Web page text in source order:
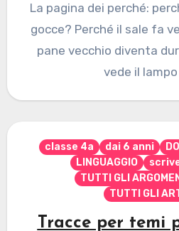
La pagina dei perché:
gocce? Perché il sale fa
pane vecchio diventa
vede il
classe 4a dai 6 anni
LINGUAGGIO
TUTTI GLI
TUTTI GLI
Tracce per temi